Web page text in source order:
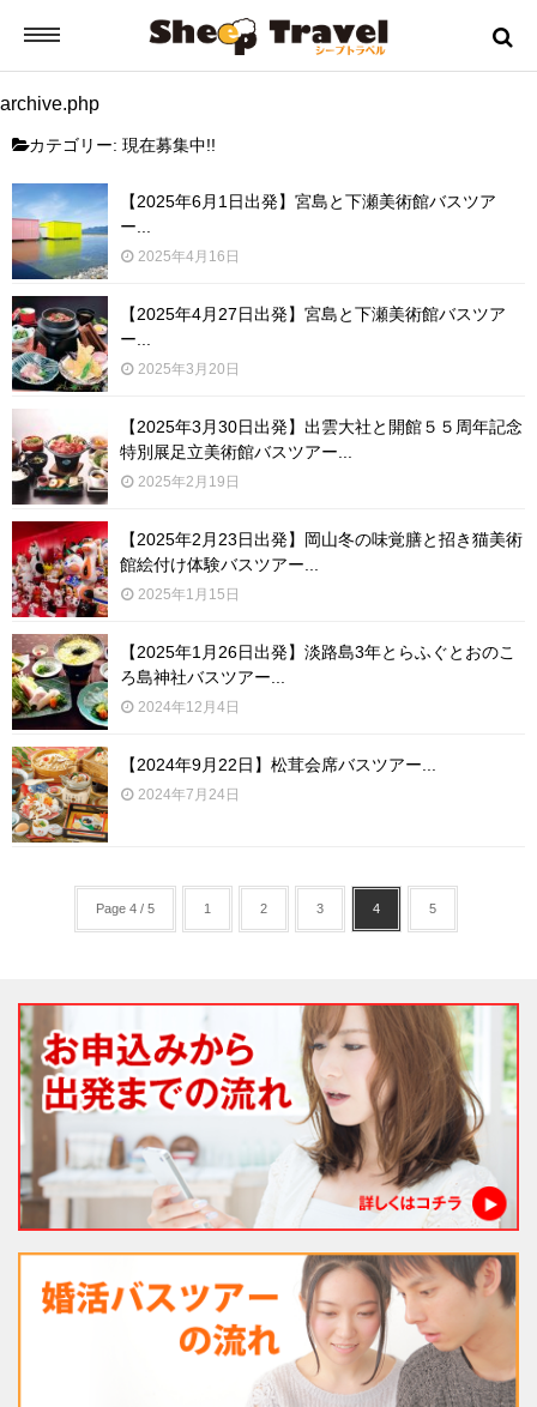
ご挨拶
お申込みから出発までの流れ
バスツアーの流れ
ツアー日誌
ツアーのご案内
法人様向け社員旅行
婚活バスツアー
経営者様向け がん検診旅行
一般向けバスツアー
親子社会体験ツアー
お問合せ
archive.php
カテゴリー: 現在募集中!!
【2025年6月1日出発】宮島と下瀬美術館バスツア
ー...
2025年4月16日
【2025年4月27日出発】宮島と下瀬美術館バスツア
ー...
2025年3月20日
【2025年3月30日出発】出雲大社と開館５５周年記念
特別展足立美術館バスツアー...
2025年2月19日
【2025年2月23日出発】岡山冬の味覚膳と招き猫美術
館絵付け体験バスツアー...
2025年1月15日
【2025年1月26日出発】淡路島3年とらふぐとおのこ
ろ島神社バスツアー...
2024年12月4日
【2024年9月22日】松茸会席バスツアー...
2024年7月24日
Page 4 / 5 1 2 3 4 5